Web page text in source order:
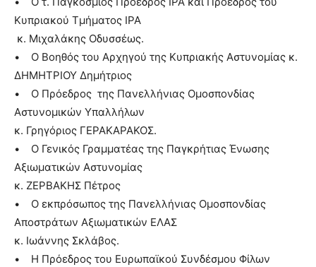
Κυπριακού Τμήματος IPA
κ. Μιχαλάκης Οδυσσέως.
• Ο Βοηθός του Αρχηγού της Κυπριακής Αστυνομίας κ.
ΔΗΜΗΤΡΙΟΥ Δημήτριος
• Ο Πρόεδρος της Πανελλήνιας Ομοσπονδίας
Αστυνομικών Υπαλλήλων
κ. Γρηγόριος ΓΕΡΑΚΑΡΑΚΟΣ.
• Ο Γενικός Γραμματέας της Παγκρήτιας Ένωσης
Αξιωματικών Αστυνομίας
κ. ΖΕΡΒΑΚΗΣ Πέτρος
• Ο εκπρόσωπος της Πανελλήνιας Ομοσπονδίας
Αποστράτων Αξιωματικών ΕΛΑΣ
κ. Ιωάννης Σκλάβος.
• Η Πρόεδρος του Ευρωπαϊκού Συνδέσμου Φίλων